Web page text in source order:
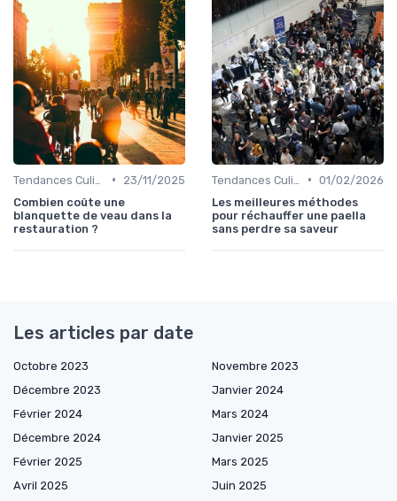
•
23/11/2025
Combien coûte une
blanquette de veau dans la
restauration ?
• 01/02/2026
Les meilleures méthodes
pour réchauffer une paella
sans perdre sa saveur
Les articles par date
Octobre 2023
Novembre 2023
Décembre 2023
Janvier 2024
Février 2024
Mars 2024
Décembre 2024
Janvier 2025
Février 2025
Mars 2025
Avril 2025
Juin 2025